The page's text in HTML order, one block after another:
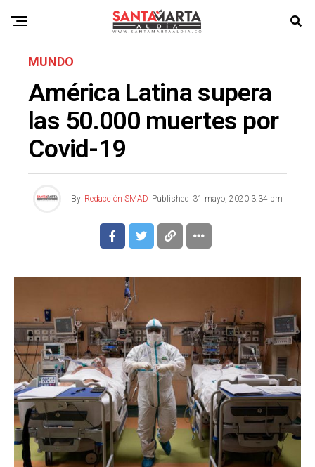
MUNDO
América Latina supera
las 50.000 muertes por
Covid-19
By Redacción SMAD Published 31 mayo, 2020 3:34 pm